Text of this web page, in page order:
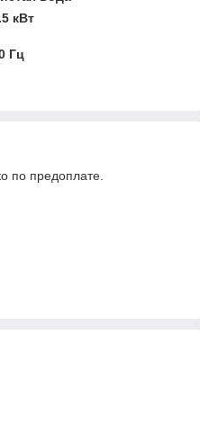
кВт
Гц
по предоплате.